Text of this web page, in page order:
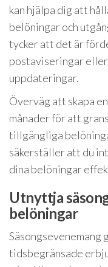
kan hjälpa dig att
belöningar och
tycker att det är
postaviseringar
uppdateringar.
Överväg att skapa
månader för att
tillgängliga
säkerställer att du
dina belöningar
Utnyttja
belöningar
Säsongsevenemang
tidsbegränsade